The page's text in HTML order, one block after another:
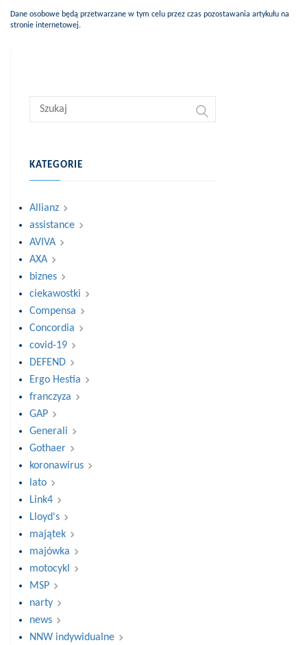
Dane osobowe będą przetwarzane w tym celu przez czas pozostawania artykułu na
stronie internetowej.
KATEGORIE
Allianz
assistance
AVIVA
AXA
biznes
ciekawostki
Compensa
Concordia
covid-19
DEFEND
Ergo Hestia
franczyza
GAP
Generali
Gothaer
koronawirus
lato
Link4
Lloyd's
majątek
majówka
motocykl
MSP
narty
news
NNW indywidualne